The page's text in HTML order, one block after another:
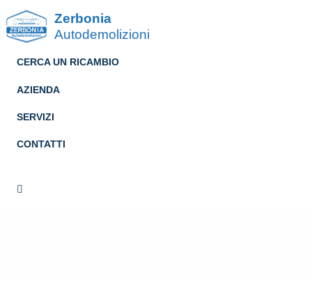
Zerbonia
Autodemolizioni
CERCA UN RICAMBIO
AZIENDA
SERVIZI
CONTATTI